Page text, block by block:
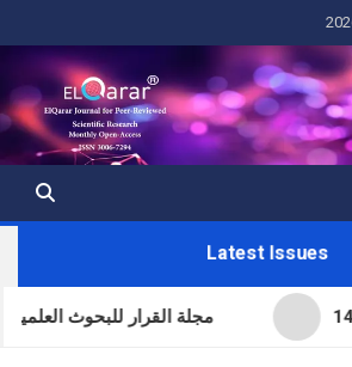
Latest Issues
مجلة القرار للبحوث